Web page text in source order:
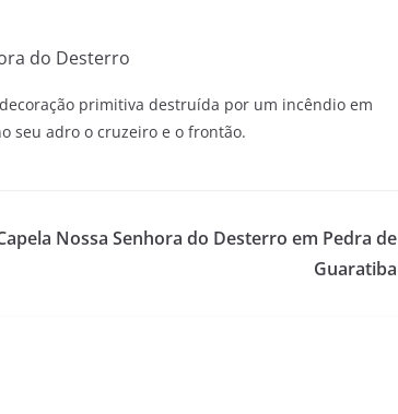
do Desterro
primitiva destruída por um incêndio em
seu adro o cruzeiro e o frontão.
Nossa Senhora do Desterro em Pedra de
Guaratiba